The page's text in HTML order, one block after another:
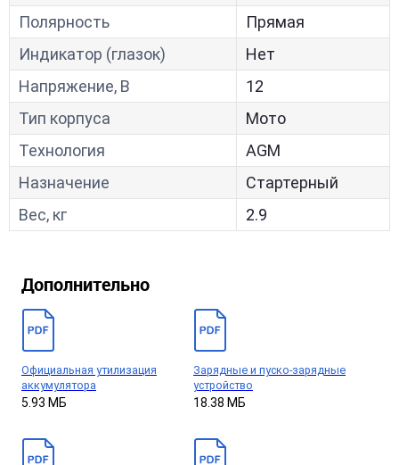
Полярность
Прямая
Индикатор (глазок)
Нет
Напряжение, В
12
Тип корпуса
Мото
Технология
AGM
Назначение
Стартерный
Вес, кг
2.9
Дополнительно
Официальная утилизация
аккумулятора
5.93 МБ
Зарядные и пуско-зарядные
устройство
18.38 МБ